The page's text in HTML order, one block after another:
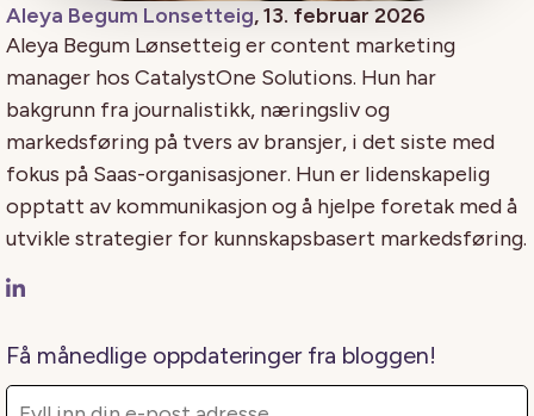
Aleya Begum Lonsetteig, 13. februar 2026
Aleya Begum Lønsetteig er content marketing
manager hos CatalystOne Solutions. Hun har
bakgrunn fra journalistikk, næringsliv og
markedsføring på tvers av bransjer, i det siste med
fokus på Saas-organisasjoner. Hun er lidenskapelig
opptatt av kommunikasjon og å hjelpe foretak med å
utvikle strategier for kunnskapsbasert markedsføring.
Få månedlige oppdateringer fra bloggen!